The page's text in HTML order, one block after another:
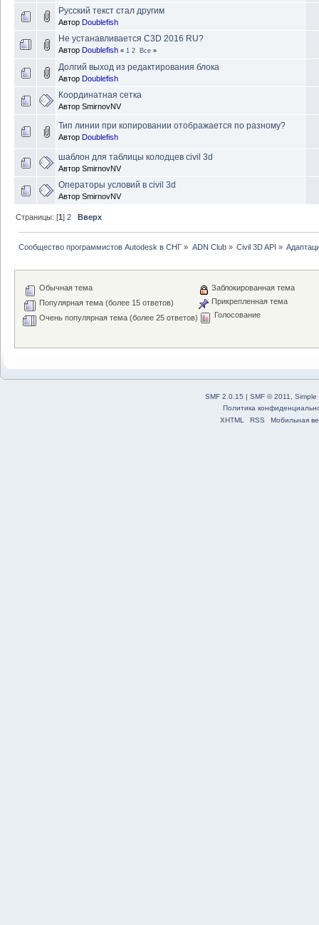
Русский текст стал другим
Автор Doublefish
Не устанавливается C3D 2016 RU?
Автор Doublefish « 1 2 Все »
Долгий выход из редактирования блока
Автор Doublefish
Координатная сетка
Автор SmirnovNV
Тип линии при копировании отображается по разному?
Автор Doublefish
шаблон для таблицы колодцев civil 3d
Автор SmirnovNV
Операторы условий в civil 3d
Автор SmirnovNV
Страницы: [1]2 Вверх
Сообщество программистов Autodesk в СНГ » ADN Club» Civil 3D API »
Обычная тема
Популярная тема (более 15 ответов)
Очень популярная тема (более 25 ответов)
Заблокированная тема
Прикрепленная тема
Голосование
SMF 2.0.15 | SMF © 2011
Simple
Политика
XHTML
RSS Мобильная